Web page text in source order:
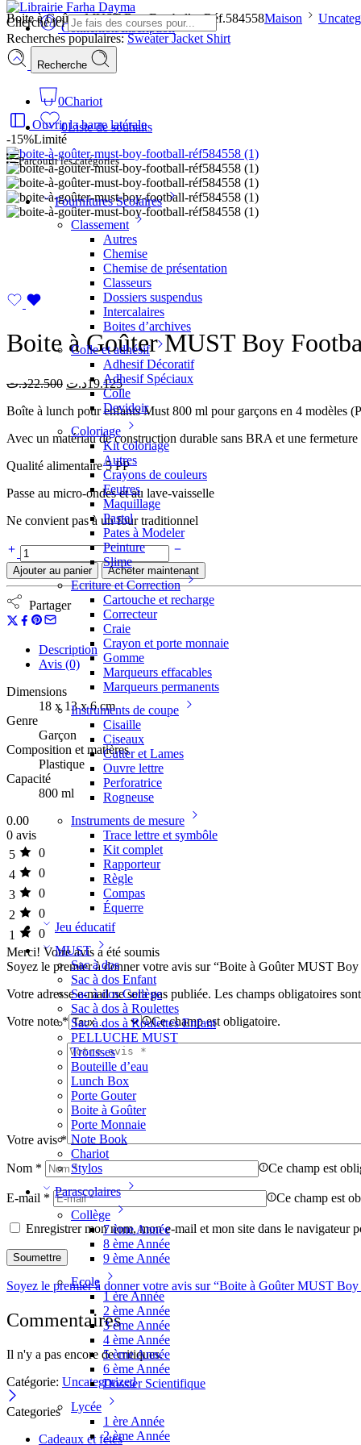
Connexion/Inscription
Cherche ici
Recherches populaires:SweaterJacket Shirt
Recherche
0Chariot
0Liste de souhaits
Parcourir les catégories
Fournitures Scolaires
Classement
Autres
Chemise
Chemise de présentation
Classeurs
Dossiers suspendus
Intercalaires
Boites d’archives
Colle et adhésif
Adhesif Décoratif
Adhesif Spéciaux
Colle
Devidoir
Coloriage
Kit coloriage
Autres
Crayons de couleurs
Feutres
Maquillage
Pastel
Pates à Modeler
Peinture
Slime
Ecriture et Correction
Cartouche et recharge
Correcteur
Craie
Crayon et porte monnaie
Gomme
Marqueurs effacables
Marqueurs permanents
Instruments de coupe
Cisaille
Ciseaux
Cutter et Lames
Ouvre lettre
Perforatrice
Rogneuse
Instruments de mesure
Trace lettre et symbôle
Kit complet
Rapporteur
Règle
Compas
Équerre
Jeu éducatif
MUST
Sac à dos
Sac à dos Enfant
Sac à dos Collège
Sac à dos à Roulettes
Sac à dos à Roulettes Enfant
PELLUCHE MUST
Trousses
Bouteille d’eau
Lunch Box
Porte Gouter
Boite à Goûter
Porte Monnaie
Note Book
Chariot
Stylos
Parascolaires
Collège
7 ème Année
8 ème Année
9 ème Année
Ecole
1 ère Année
2 ème Année
3 ème Année
4 ème Année
5 ème Année
6 ème Année
Dossier Scientifique
Lycée
1 ère Année
2 ème Année
Boite à Goûter MUST Boy Football – Réf.584558Maison
Ouvrir la barre latérale
-15%Limité
Boite à Goûter MUST Boy
22.500د.ت 19.125د.ت
Boîte à lunch pour enfants Must 800 ml pour garçons en 4 modèles
Avec un matériau de construction durable sans BRA et une
Qualité alimentaire 5 PP
Passe au micro-ondes et au lave-vaisselle
Ne convient pas à un four traditionnel
Ajouter au panier Acheter maintenant
Partager
Description
Avis (0)
Dimensions
18 x 13 x 6 cm
Genre
Garçon
Composition et matières
Plastique
Capacité
800 ml
0.00
0 avis
5
0
4
0
3
0
2
0
1
0
Merci! Votre avis a été soumis
Soyez le premier à donner votre avis sur “Boite à Goûter MUST
Votre adresse e-mail ne sera pas publiée. Les champs obligatoires
Votre note* Ce champ est obligatoire.
Votre avis*
Nom * Ce champ est
E-mail * Ce champ est
Enregistrer mon nom, mon e-mail et mon site dans le navigateur
Soyez le premier à donner votre avis sur “Boite à Goûter MUST
Commentaires
Il n'y a pas encore de critiques.
Catégorie: Uncategorized
Categories
Cadeaux et fetes